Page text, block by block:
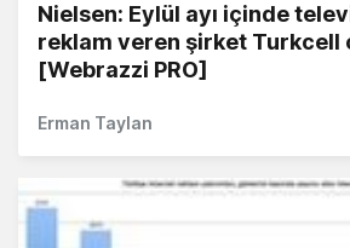
Nielsen: Eylül ayı içinde
reklam veren şirket Turkcell
[Webrazzi PRO]
Erman Taylan